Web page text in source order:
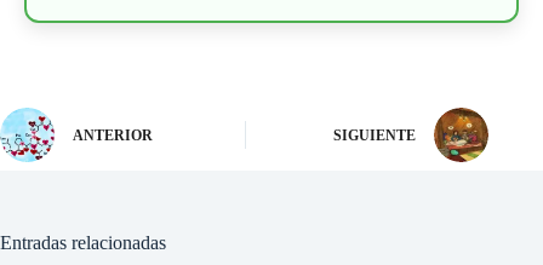
ANTERIOR SIGUIENTE
Entradas relacionadas